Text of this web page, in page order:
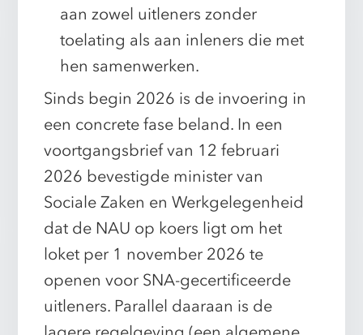
aan zowel uitleners zonder
toelating als aan inleners die met
hen samenwerken.
Sinds begin 2026 is de invoering in
een concrete fase beland. In een
voortgangsbrief van 12 februari
2026 bevestigde minister van
Sociale Zaken en Werkgelegenheid
dat de NAU op koers ligt om het
loket per 1 november 2026 te
openen voor SNA-gecertificeerde
uitleners. Parallel daaraan is de